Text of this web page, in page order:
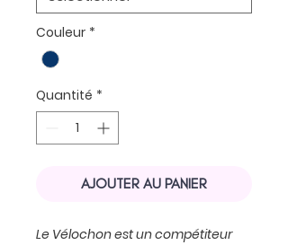
Couleur *
Quantité *
AJOUTER AU PANIER
Le Vélochon est un compétiteur